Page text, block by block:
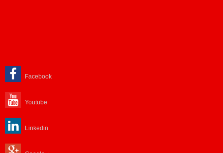
Facebook
Youtube
Linkedin